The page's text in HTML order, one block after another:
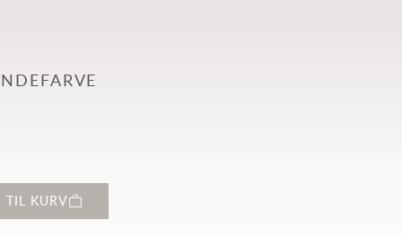
TIL KURV